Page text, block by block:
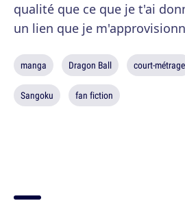
qualité que ce que je t'ai
un lien que je
manga Dragon Ball court-métrage
Sangoku fan fiction